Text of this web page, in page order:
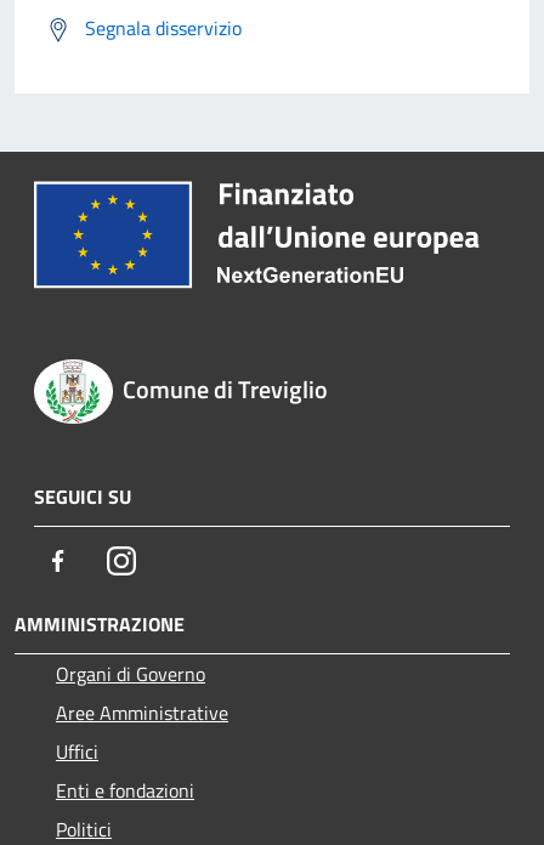
Segnala disservizio
Comune di Treviglio
SEGUICI SU
FacebookInstagram
AMMINISTRAZIONE
Organi di Governo
Aree Amministrative
Uffici
Enti e fondazioni
Politici